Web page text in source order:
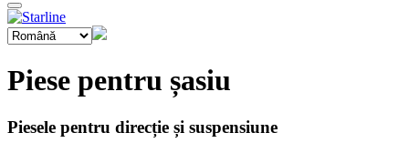
Piese pentru șasiu
Piesele pentru direcție și suspensiune